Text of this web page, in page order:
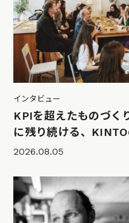
インタビュー
KPIを超えたものづく
に残り続ける、
2026.08.05